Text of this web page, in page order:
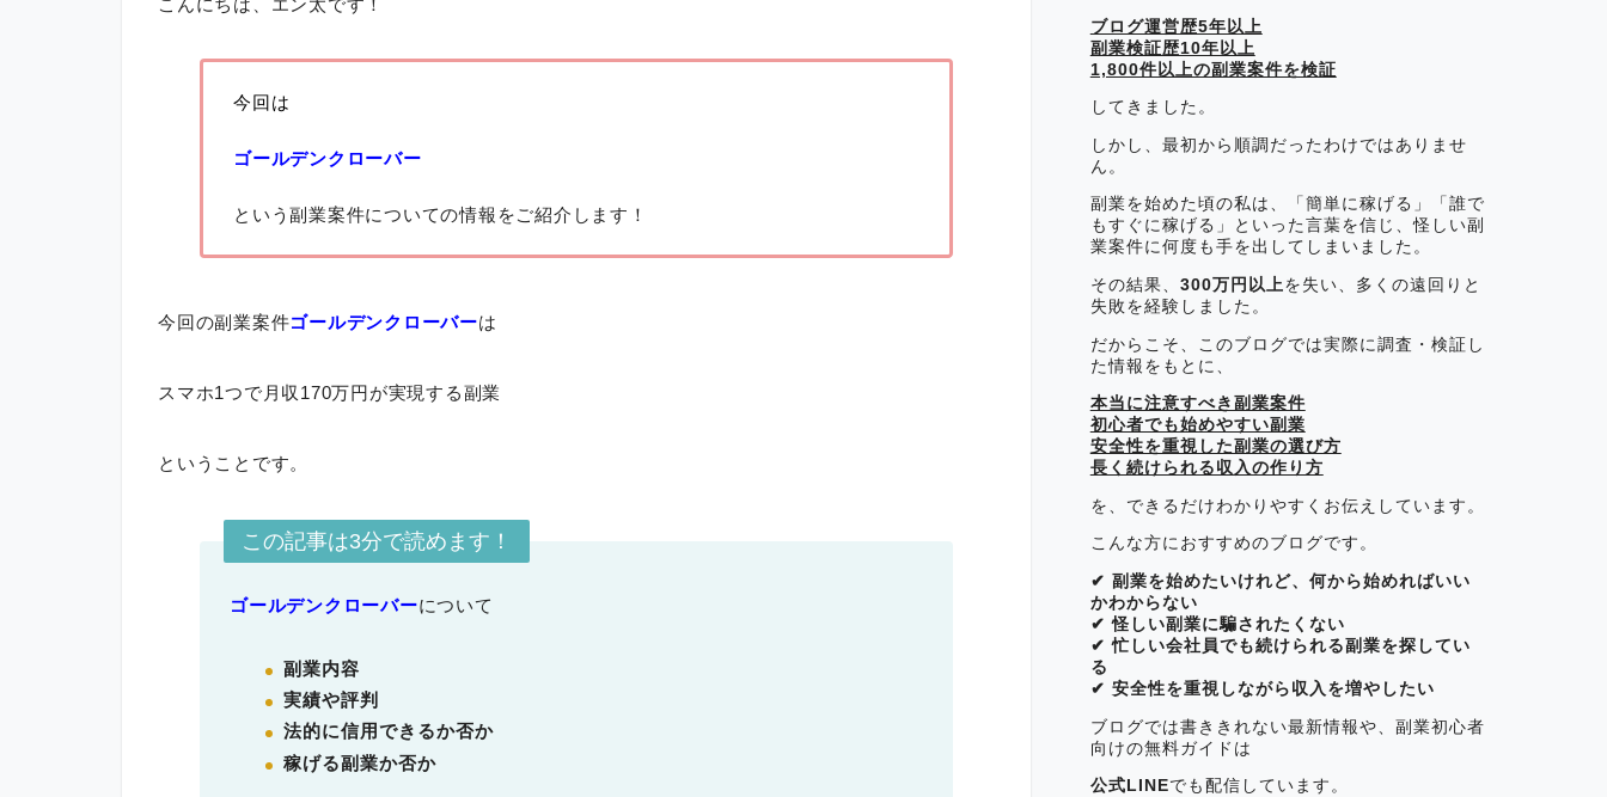
今回は
ゴールデンクローバー
という副業案件についての情報をご紹介します！
今回の副業案件ゴールデンクローバーは
スマホ1つで月収170万円が実現する副業
ということです。
この記事は3分で読めます！
ゴールデンクローバーについて
副業内容
実績や評判
法的に信用できるか否か
稼げる副業か否か
ブログ運営歴5年以上
副業検証歴10年以上
1,800件以上の副業案件を検証
してきました。
しかし、最初から順調だったわけではありませ
ん。
副業を始めた頃の私は、「簡単に稼げる」「誰で
もすぐに稼げる」といった言葉を信じ、怪しい副
業案件に何度も手を出してしまいました。
その結果、 300万円以上 を失い、多くの遠回りと
失敗を経験しました。
だからこそ、このブログでは実際に調査・検証し
た情報をもとに、
本当に注意すべき副業案件
初心者でも始めやすい副業
安全性を重視した副業の選び方
長く続けられる収入の作り方
を、できるだけわかりやすくお伝えしています。
こんな方におすすめのブログです。
✔ 副業を始めたいけれど、何から始めればいい
かわからない
✔ 怪しい副業に騙されたくない
✔ 忙しい会社員でも続けられる副業を探してい
る
✔ 安全性を重視しながら収入を増やしたい
ブログでは書ききれない最新情報や、副業初心者
向けの無料ガイドは
公式LINEでも配信しています。